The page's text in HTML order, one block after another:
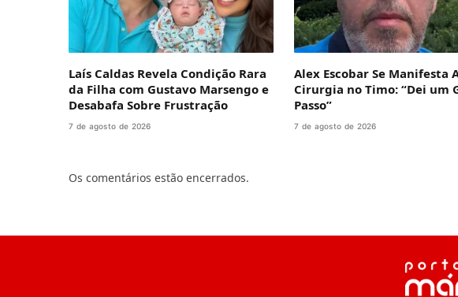
Laís Caldas Revela Condição Rara
da Filha com Gustavo Marsengo e
Desabafa Sobre Frustração
7 de agosto de 2026
Alex Escobar Se Manifesta
Cirurgia no Timo: “Dei um
Passo”
7 de agosto de 2026
Os comentários estão encerrados.